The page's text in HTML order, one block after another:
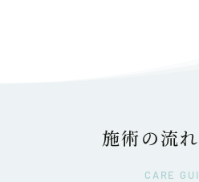
施術の流
CARE